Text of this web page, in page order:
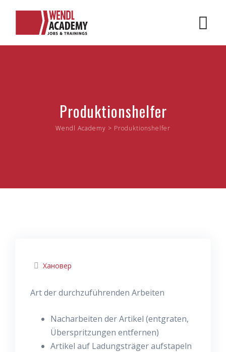
content
Produktionshelfer
Wendl Academy > Produktionshelfer
Хановер
Art der durchzuführenden Arbeiten
Nacharbeiten der Artikel (entgraten,
Überspritzungen entfernen)
Artikel auf Ladungsträger aufstapeln